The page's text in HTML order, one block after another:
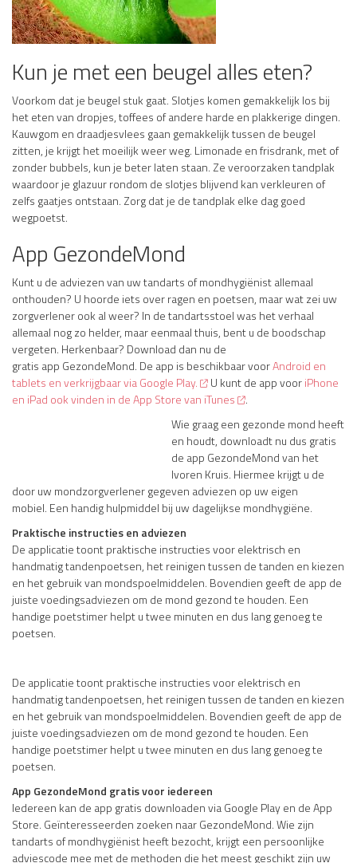
Kun je met een beugel alles eten?
Voorkom dat je beugel stuk gaat. Slotjes komen gemakkelijk los bij
het eten van dropjes, toffees of andere harde en plakkerige dingen.
Kauwgom en draadjesvlees gaan gemakkelijk tussen de beugel
zitten, je krijgt het moeilijk weer weg. Limonade en frisdrank, met of
zonder bubbels, kun je beter laten staan. Ze veroorzaken tandplak
waardoor je glazuur rondom de slotjes blijvend kan verkleuren of
zelfs gaatjes ontstaan. Zorg dat je de tandplak elke dag goed
wegpoetst.
App GezondeMond
Kunt u de adviezen van uw tandarts of mondhygiënist allemaal
onthouden? U hoorde iets over ragen en poetsen, maar wat zei uw
zorgverlener ook al weer? In de tandartsstoel was het verhaal
allemaal nog zo helder, maar eenmaal thuis, bent u de boodschap
vergeten. Herkenbaar? Download dan nu de
gratis app GezondeMond. De app is beschikbaar voorAndroid en
tablets en verkrijgbaar via Google Play.
U kunt de app vooriPhone
en iPad ook vinden in de App Store van iTunes
.
Wie graag een gezonde mond heeft
en houdt, downloadt nu dus gratis
de app GezondeMond van het
Ivoren Kruis. Hiermee krijgt u de
door uw mondzorgverlener gegeven adviezen op uw eigen
mobiel. Een handig hulpmiddel bij uw dagelijkse mondhygiëne.
Praktische instructies en adviezen
De applicatie toont praktische instructies voor elektrisch en
handmatig tandenpoetsen, het reinigen tussen de tanden en kiezen
en het gebruik van mondspoelmiddelen. Bovendien geeft de app de
juiste voedingsadviezen om de mond gezond te houden. Een
handige poetstimer helpt u twee minuten en dus lang genoeg te
poetsen.
De applicatie toont praktische instructies voor elektrisch en
handmatig tandenpoetsen, het reinigen tussen de tanden en kiezen
en het gebruik van mondspoelmiddelen. Bovendien geeft de app de
juiste voedingsadviezen om de mond gezond te houden. Een
handige poetstimer helpt u twee minuten en dus lang genoeg te
poetsen.
App GezondeMond gratis voor iedereen
Iedereen kan de app gratis downloaden via Google Play en de App
Store. Geïnteresseerden zoeken naar GezondeMond. Wie zijn
tandarts of mondhygiënist heeft bezocht, krijgt een persoonlijke
adviescode mee met de methoden die het meest geschikt zijn uw